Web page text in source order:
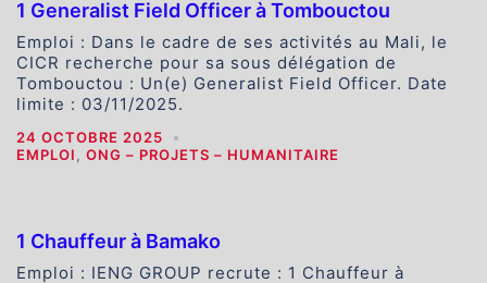
1 Generalist Field Officer à Tombouctou
Emploi : Dans le cadre de ses activités au Mali, le
CICR recherche pour sa sous délégation de
Tombouctou : Un(e) Generalist Field Officer. Date
limite : 03/11/2025.
24 OCTOBRE 2025
EMPLOI , ONG – PROJETS – HUMANITAIRE
1 Chauffeur à Bamako
Emploi : IENG GROUP recrute : 1 Chauffeur à